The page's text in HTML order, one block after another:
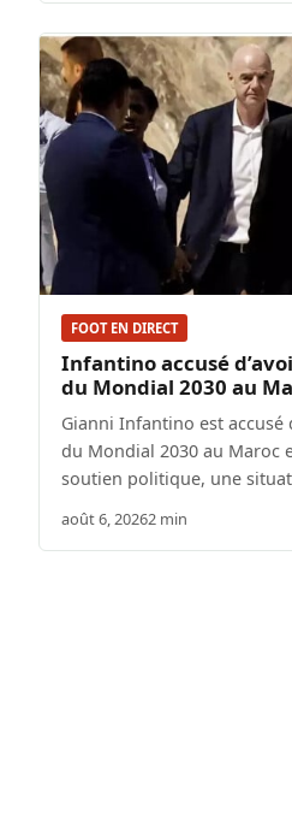
FOOT EN DIRECT
Infantino accusé
du Mondial 2030 au
Gianni Infantino est
du Mondial 2030 au Maroc
soutien politique, une
août 6, 20262 min